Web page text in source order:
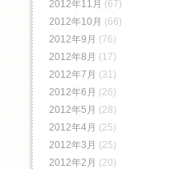
2012年11月 (67)
2012年10月 (66)
2012年9月 (76)
2012年8月 (17)
2012年7月 (31)
2012年6月 (26)
2012年5月 (28)
2012年4月 (25)
2012年3月 (25)
2012年2月 (20)